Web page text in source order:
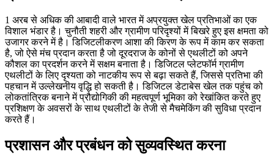
1 अरब से अधिक की आबादी वाले भारत में अप्रयुक्त खेल प्रतिभाओं का एक
विशाल भंडार है। चुनौती शहरी और ग्रामीण परिदृश्यों में बिखरे हुए इस क्षमता को
उजागर करने में है। डिजिटलीकरण आशा की किरण के रूप में काम कर सकता
है, जो ऐसे मंच प्रदान करता है जो दूरदराज के कोनों से एथलीटों को अपने
कौशल का प्रदर्शन करने में सक्षम बनाता है। डिजिटल प्लेटफॉर्म ग्रामीण
एथलीटों के लिए दृश्यता को नाटकीय रूप से बढ़ा सकते हैं, जिससे प्रतिभा की
पहचान में उल्लेखनीय वृद्धि हो सकती है। डिजिटल डेटाबेस खेल तक पहुंच को
लोकतांत्रिक बनाने में प्रौद्योगिकी की महत्वपूर्ण भूमिका को रेखांकित करते हुए
प्रशिक्षण के अवसरों के साथ एथलीटों के तेजी से मैचमेकिंग की सुविधा प्रदान
करते हैं।
प्रशासन और प्रबंधन को सुव्यवस्थित करना